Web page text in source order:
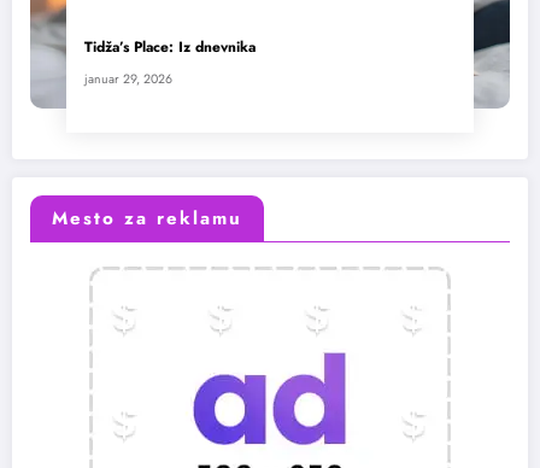
Tidža’s Place: Iz dnevnika
januar 29, 2026
Mesto za reklamu